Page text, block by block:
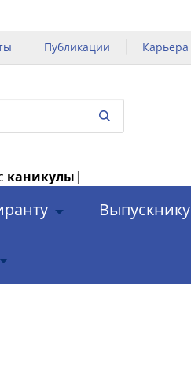
Публикации Карьера
каникулы |
Выпускнику